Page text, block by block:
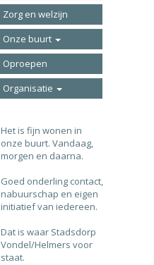
Zorg en welzijn
Onze buurt
Oproepen
Organisatie
Het is fijn wonen in
onze buurt. Vandaag,
morgen en daarna.
Goed onderling contact,
nabuurschap en eigen
initiatief van iedereen.
Dat is waar Stadsdorp
Vondel/Helmers voor
staat.